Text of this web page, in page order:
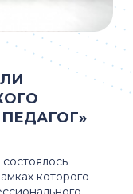
которого